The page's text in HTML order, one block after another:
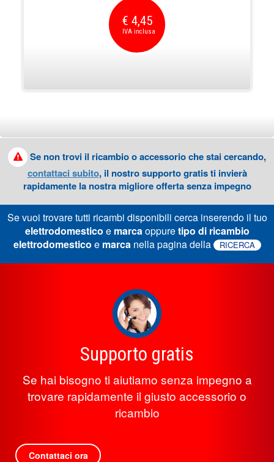
€ 4,45
Se non trovi il ricambio o accessorio che stai cercando,
contattaci subito, il nostro supporto gratis ti invierà
rapidamente la nostra migliore offerta senza impegno
Se vuoi trovare tutti ricambi disponibili cerca inserendo il tuo
elettrodomestico e marcaoppuretipo di ricambio
elettrodomestico e marcanella pagina della RICERCA
Supporto gratis
Se hai bisogno ti aiutiamo senza impegno a
trovare rapidamente il giusto accessorio o
ricambio
Contattaci ora